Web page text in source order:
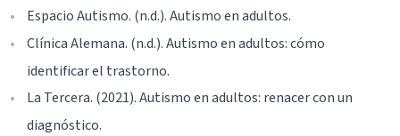
Espacio Autismo. (n.d.). Autismo en adultos.
Clínica Alemana. (n.d.). Autismo en adultos: cómo
identificar el trastorno.
La Tercera. (2021). Autismo en adultos: renacer con un
diagnóstico.